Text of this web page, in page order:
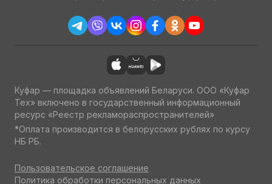
Куфар — площадка объявлений Беларуси. ООО «Куфар
Тех» включено в государственный информационный
ресурс «Реестр рекламораспространителей»
*Оплата производится в белорусских рублях по курсу
НБ РБ.
Пользовательское соглашение
Политика обработки персональных данных